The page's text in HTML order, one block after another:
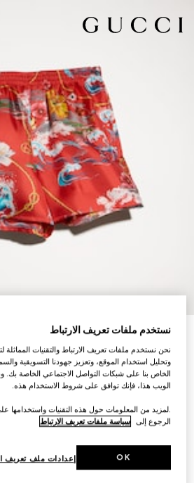
حصري في مونتي كارلو وعلى الإنترنت
شورت من تويل الحرير مزيّن بطبعات
€ 915
تنويعاتمتعدد الألوان
نستخدم ملفات تعريف الارتباط
نحن نستخدم ملفات تعريف الارتباط والتقنيات المماثلة
وتحليل استخدام الموقع، وتعزيز جهودنا التسويقية
الخاص بنا على شبكات التواصل الاجتماعي الخاصة بك.
الويب هذا، فإنك توافق على شروط الاستخدام هذه.
.لمزيد من المعلومات حول هذه التقنيات واستخدامها
الرجوع إلى سياسة ملفات تعريف الارتباط
إعدادات ملف تعريف OK